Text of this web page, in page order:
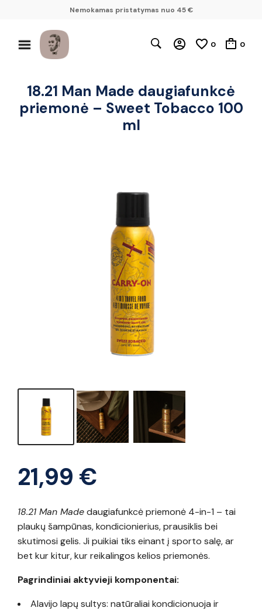
Nemokamas pristatymas nuo 45 €
0 0
18.21 Man Made daugiafunkcė
priemonė – Sweet Tobacco 100
ml
21,99 €
18.21 Man Madedaugiafunkcė priemonė 4-in-1 – tai
plaukų šampūnas, kondicionierius, prausiklis bei
skutimosi gelis. Ji puikiai tiks einant į sporto salę, ar
bet kur kitur, kur reikalingos kelios priemonės.
Pagrindiniai aktyvieji komponentai:
Alavijo lapų sultys: natūraliai kondicionuoja ir